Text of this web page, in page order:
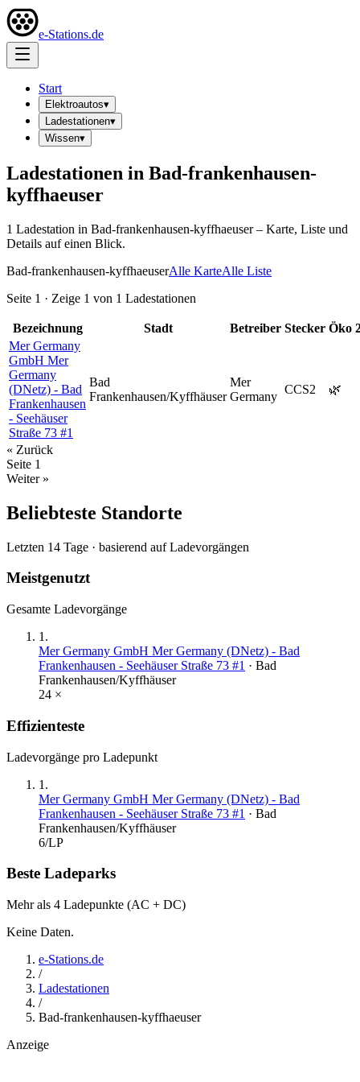
e-Stations.de
Start
Elektroautos▾
Ladestationen▾
Wissen▾
Ladestationen in Bad-frankenhausen-
kyffhaeuser
1 Ladestation in Bad-frankenhausen-kyffhaeuser– Karte, Liste und
Details auf einen Blick.
Bad-frankenhausen-kyffhaeuserAlle KarteAlle Liste
Seite 1 · Zeige 1 von 1 Ladestationen
Bezeichnung Stadt Betreiber Stecker Öko
Mer Germany
GmbH Mer
Germany
(DNetz) - Bad
Frankenhausen
- Seehäuser
Straße 73 #1
Bad
Frankenhausen/Kyffhäuser
Mer
Germany
CCS2 🌿
« Zurück
Seite 1
Weiter »
Beliebteste Standorte
Letzten 14 Tage · basierend auf Ladevorgängen
Meistgenutzt
Gesamte Ladevorgänge
1 .
Mer Germany GmbH Mer Germany (DNetz) - Bad
Frankenhausen - Seehäuser Straße 73 #1 · Bad
Frankenhausen/Kyffhäuser
24 ×
Effizienteste
Ladevorgänge pro Ladepunkt
1 .
Mer Germany GmbH Mer Germany (DNetz) - Bad
Frankenhausen - Seehäuser Straße 73 #1 · Bad
Frankenhausen/Kyffhäuser
6/LP
Beste Ladeparks
Mehr als 4 Ladepunkte (AC + DC)
Keine Daten.
e-Stations.de
/
Ladestationen
/
Bad-frankenhausen-kyffhaeuser
Anzeige